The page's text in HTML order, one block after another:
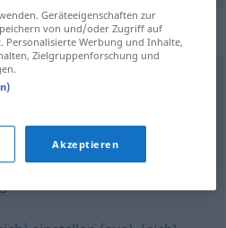
"folgen"
Geräteeigenschaften zur
von und/oder Zugriff auf
Werbung und Inhalte,
Zielgruppenforschung und
Akzeptieren